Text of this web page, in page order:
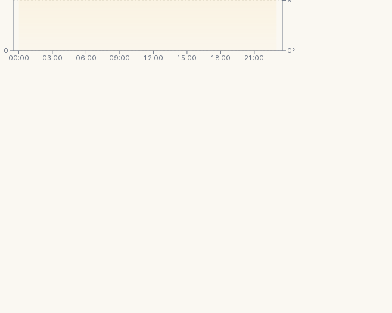
00:00 03:00 06:00 09:00 12:00 15:00 18:00 21:00
0°
0